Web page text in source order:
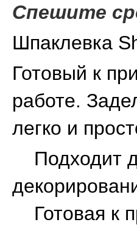
Спешите
Шпаклевка
Готовый к
работе.
легко и
Подходит
Готовая к